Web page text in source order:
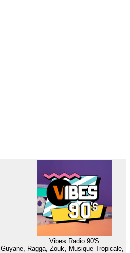
Vibes Radio 90'S
Guyane, Ragga, Zouk, Musique Tropicale,